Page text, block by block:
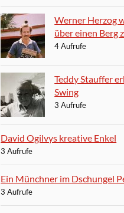
Werner Herzog
über einen Berg
4 Aufrufe
Teddy Stauffer
Swing
3 Aufrufe
David Ogilvys kreative Enkel
3 Aufrufe
Ein Münchner im Dschungel
3 Aufrufe